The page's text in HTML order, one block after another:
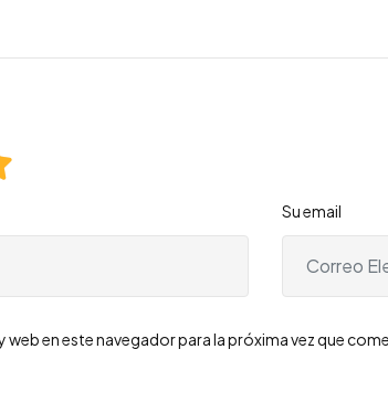
Su email
en este navegador para la próxima vez que